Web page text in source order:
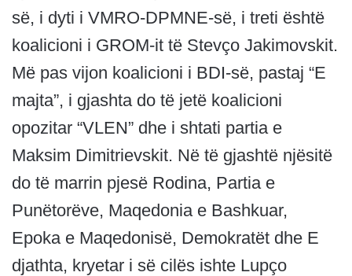
së, i dyti i VMRO-DPMNE-së, i treti është
koalicioni i GROM-it të Stevço Jakimovskit.
Më pas vijon koalicioni i BDI-së, pastaj “E
majta”, i gjashta do të jetë koalicioni
opozitar “VLEN” dhe i shtati partia e
Maksim Dimitrievskit. Në të gjashtë njësitë
do të marrin pjesë Rodina, Partia e
Punëtorëve, Maqedonia e Bashkuar,
Epoka e Maqedonisë, Demokratët dhe E
djathta, kryetar i së cilës ishte Lupço